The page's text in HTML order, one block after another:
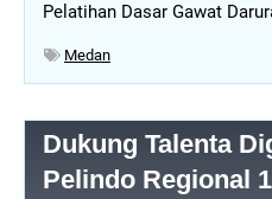
Pelatihan Dasar Gawat
Medan
Dukung Talenta
Pelindo Regional